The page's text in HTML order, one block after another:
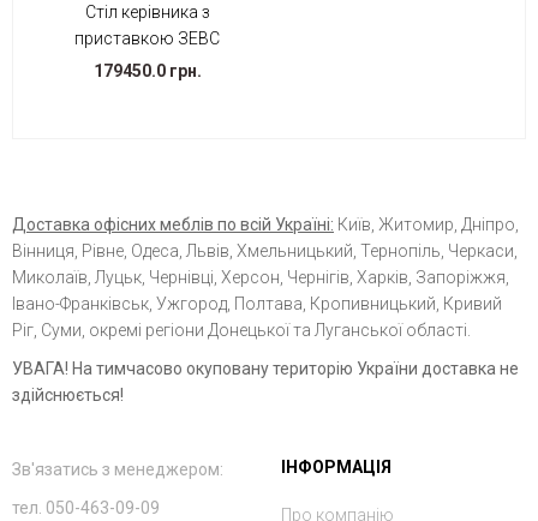
Стіл керівника з
приставкою ЗЕВС
179450.0 грн.
Доставка офісних меблів по всій Україні: Київ, Житомир, Дніпро,
Вінниця, Рівне, Одеса, Львів, Хмельницький, Тернопіль, Черкаси,
Миколаїв, Луцьк, Чернівці, Херсон, Чернігів, Харків, Запоріжжя,
Івано-Франківськ, Ужгород, Полтава, Кропивницький, Кривий
Ріг, Суми, окремі регіони Донецької та Луганської області.
УВАГА! На тимчасово окуповану територію України доставка не
здійснюється!
Зв'язатись з менеджером:
тел. 050-463-09-09
ІНФОРМАЦІЯ
Про компанію